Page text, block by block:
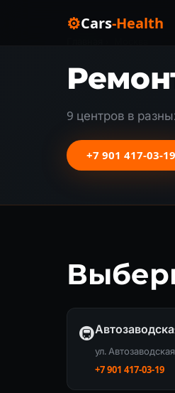
⚙Cars-Health
9 центров в
+7 901 417-03-19
🚇
ул.
+7 901 417-03-19